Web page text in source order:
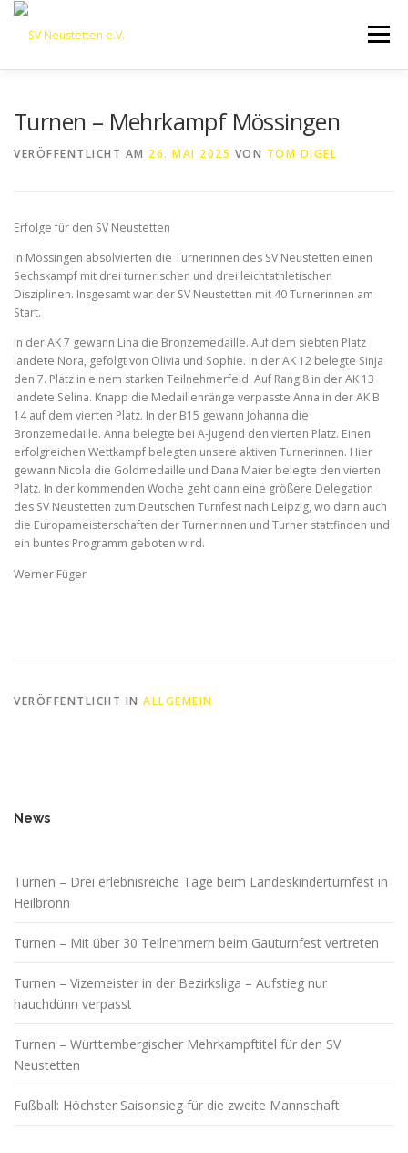
Zum
springen
Menü
Turnen – Mehrkampf Mössingen
VERÖFFENTLICHT AM 26. MAI 2025 VON TOM DIGEL
Erfolge für den SV Neustetten
In Mössingen absolvierten die Turnerinnen des SV Neustetten einen
Sechskampf mit drei turnerischen und drei leichtathletischen
Disziplinen. Insgesamt war der SV Neustetten mit 40 Turnerinnen am
Start.
In der AK 7 gewann Lina die Bronzemedaille. Auf dem siebten Platz
landete Nora, gefolgt von Olivia und Sophie. In der AK 12 belegte Sinja
den 7. Platz in einem starken Teilnehmerfeld. Auf Rang 8 in der AK 13
landete Selina. Knapp die Medaillenränge verpasste Anna in der AK B
14 auf dem vierten Platz. In der B15 gewann Johanna die
Bronzemedaille. Anna belegte bei A-Jugend den vierten Platz. Einen
erfolgreichen Wettkampf belegten unsere aktiven Turnerinnen. Hier
gewann Nicola die Goldmedaille und Dana Maier belegte den vierten
Platz. In der kommenden Woche geht dann eine größere Delegation
des SV Neustetten zum Deutschen Turnfest nach Leipzig, wo dann auch
die Europameisterschaften der Turnerinnen und Turner stattfinden und
ein buntes Programm geboten wird.
Werner Füger
VERÖFFENTLICHT IN ALLGEMEIN
News
Turnen – Drei erlebnisreiche Tage beim Landeskinderturnfest in
Heilbronn
Turnen – Mit über 30 Teilnehmern beim Gauturnfest vertreten
Turnen – Vizemeister in der Bezirksliga – Aufstieg nur
hauchdünn verpasst
Turnen – Württembergischer Mehrkampftitel für den SV
Neustetten
Fußball: Höchster Saisonsieg für die zweite Mannschaft